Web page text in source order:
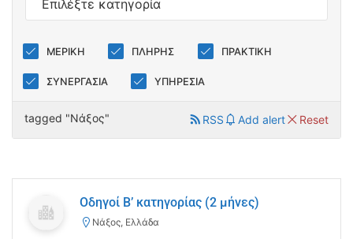
ΜΕΡΙΚΗ ΠΛΗΡΗΣ ΠΡΑΚΤΙΚΗ
ΣΥΝΕΡΓΑΣΙΑ ΥΠΗΡΕΣΙΑ
tagged "Νάξος" Reset
RSS Add alert
Οδηγοί Β’ κατηγορίας (2 μήνες)
Νάξος, Ελλάδα